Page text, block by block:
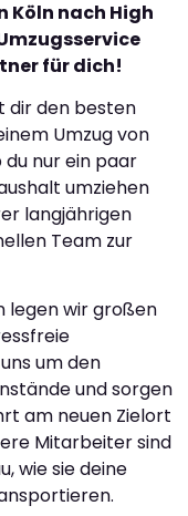
Köln nach High
für dich!
dir den besten
Umzug von
du nur ein paar
umziehen
langjährigen
Team zur
legen wir großen
um den
und sorgen
am neuen Zielort
Mitarbeiter sind
wie sie deine